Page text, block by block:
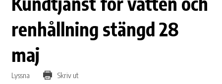
renhållning stängd 28
maj
Lyssna Skriv ut